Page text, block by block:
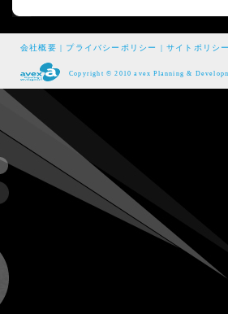
会社概要 | プライバシーポリシー |サイトポリシー
Copyright © 2010 avex Planning &